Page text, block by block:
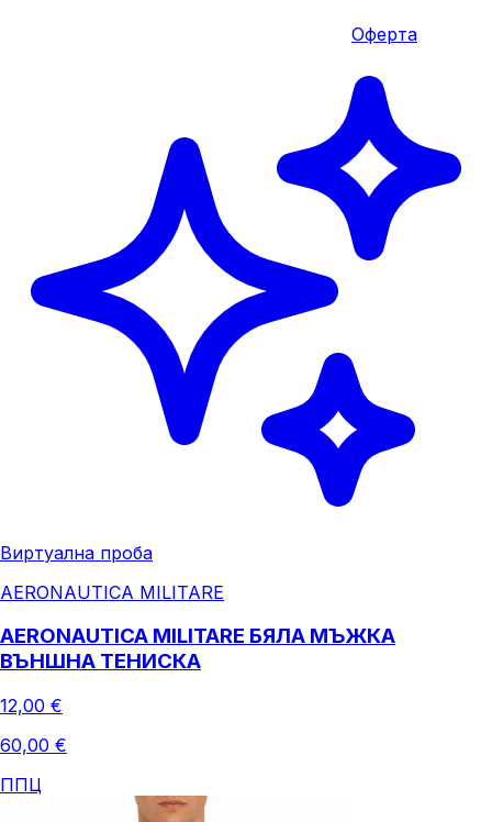
Оферта
Виртуална проба
AERONAUTICA MILITARE
AERONAUTICA MILITARE БЯЛА МЪЖКА
ВЪНШНА ТЕНИСКА
12,00 €
60,00 €
ППЦ